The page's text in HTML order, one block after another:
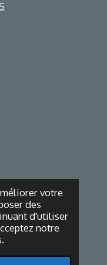
votre
des
d'utiliser
notre